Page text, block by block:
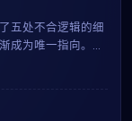
五处不合逻辑的细
成为唯一指向。这
头都暗藏伏笔，